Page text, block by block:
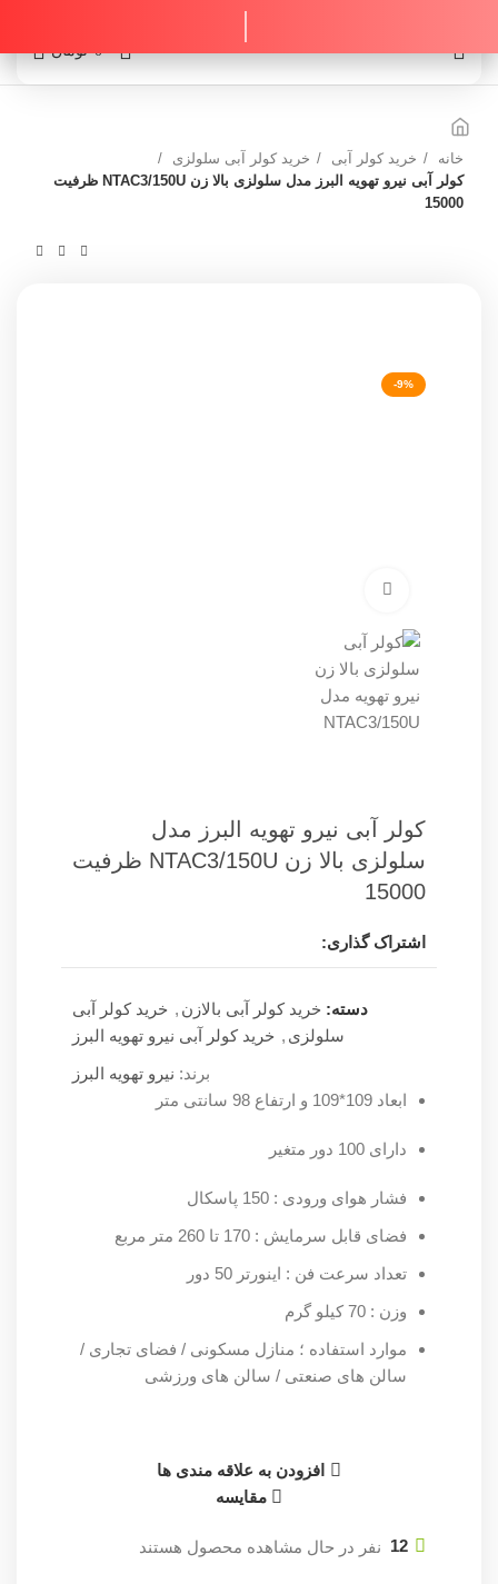
تومان 0
خانه خرید کولر آبی
خرید کولر آبی سلولزی
کولر آبی نیرو تهویه البرز مدل سلولزی بالا زن NTAC3/150U ظرفیت
15000
-9%
کولر آبی نیرو تهویه البرز مدل
سلولزی بالا زن NTAC3/150U ظرفیت
15000
اشتراک گذاری:
دسته: خرید کولر آبی بالازن , خرید کولر آبی
سلولزی , خرید کولر آبی نیرو تهویه البرز
برند: نیرو تهویه البرز
ابعاد 109*109 و ارتفاع 98 سانتی متر
دارای 100 دور متغیر
فشار هوای ورودی : 150 پاسکال
فضای قابل سرمایش : 170 تا 260 متر مربع
تعداد سرعت فن : اینورتر 50 دور
وزن : 70 کیلو گرم
موارد استفاده ؛ منازل مسکونی / فضای تجاری /
سالن های صنعتی / سالن های ورزشی
افزودن به علاقه مندی ها
مقایسه
12 نفر در حال مشاهده محصول هستند